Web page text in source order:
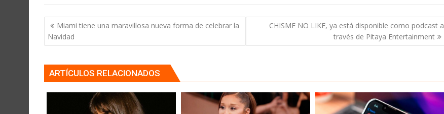
Navegación
de
entradas
Miami tiene una maravillosa nueva forma de celebrar la
Navidad
CHISME NO LIKE, ya está disponible como podcast a
través de Pitaya Entertainment
ARTÍCULOS RELACIONADOS